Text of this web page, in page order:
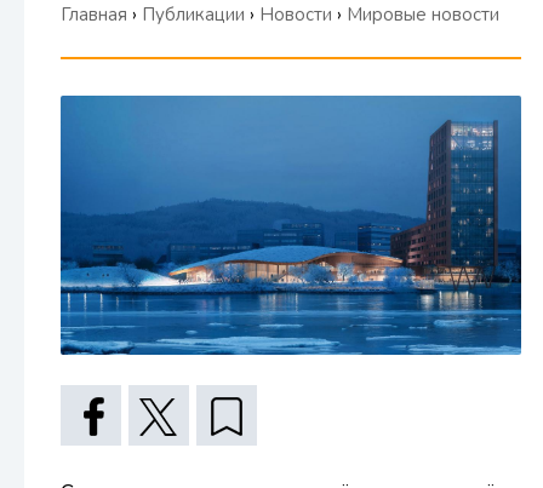
Главная › Публикации › Новости › Мировые новости